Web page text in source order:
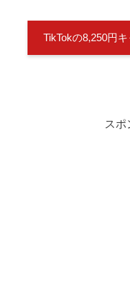
TikTokの8,250円
スポ